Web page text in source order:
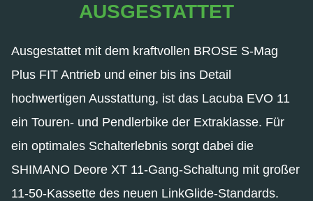
AUSGESTATTET
Ausgestattet mit dem kraftvollen BROSE S-Mag
Plus FIT Antrieb und einer bis ins Detail
hochwertigen Ausstattung, ist das Lacuba EVO 11
ein Touren- und Pendlerbike der Extraklasse. Für
ein optimales Schalterlebnis sorgt dabei die
SHIMANO Deore XT 11-Gang-Schaltung mit großer
11-50-Kassette des neuen LinkGlide-Standards.